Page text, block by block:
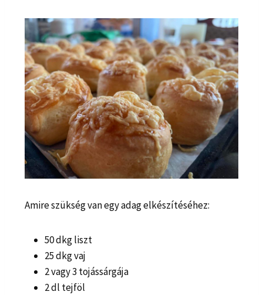
Amire szükség van egy adag elkészítéséhez:
50 dkg liszt
25 dkg vaj
2 vagy 3 tojássárgája
2 dl tejföl